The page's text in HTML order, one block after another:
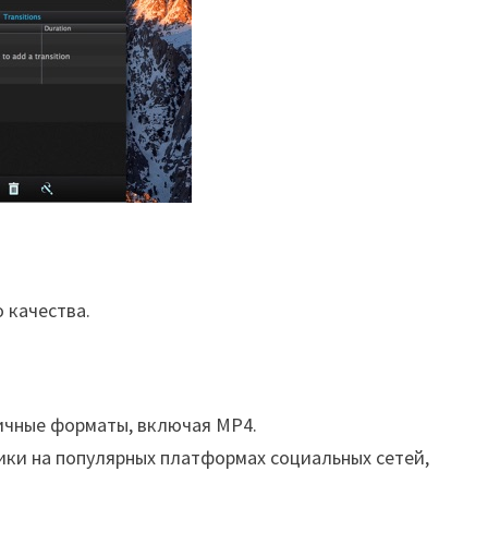
форматы, включая MP4.
на популярных платформах социальных сетей,